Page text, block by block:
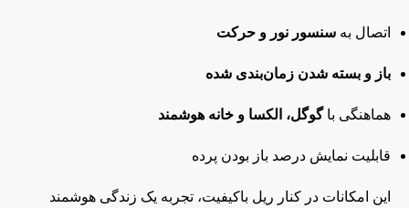
اتصال به سنسور نور و حرکت
باز و بسته شدن زمان‌بندی شده
هماهنگی باگوگل، الکسا و خانه هوشمند
قابلیت نمایش درصد باز بودن پرده
این امکانات در کنار ریل باکیفیت، تجربه یک زندگی هوشمند